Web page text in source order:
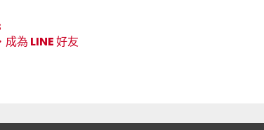
成為 LINE 好友